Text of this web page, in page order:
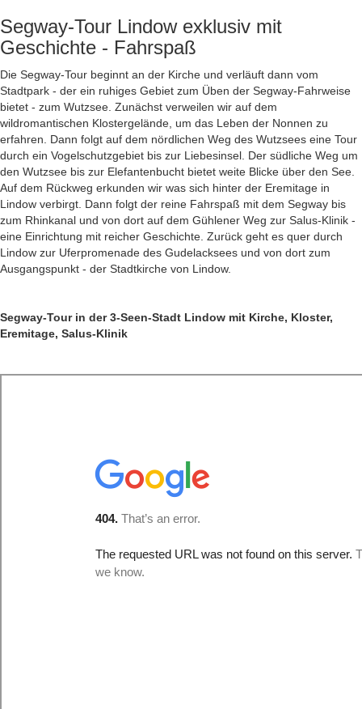
Segway-Tour Lindow exklusiv mit
Geschichte - Fahrspaß
Die Segway-Tour beginnt an der Kirche und verläuft dann vom
Stadtpark - der ein ruhiges Gebiet zum Üben der Segway-Fahrweise
bietet - zum Wutzsee. Zunächst verweilen wir auf dem
wildromantischen Klostergelände, um das Leben der Nonnen zu
erfahren. Dann folgt auf dem nördlichen Weg des Wutzsees eine Tour
durch ein Vogelschutzgebiet bis zur Liebesinsel. Der südliche Weg um
den Wutzsee bis zur Elefantenbucht bietet weite Blicke über den See.
Auf dem Rückweg erkunden wir was sich hinter der Eremitage in
Lindow verbirgt. Dann folgt der reine Fahrspaß mit dem Segway bis
zum Rhinkanal und von dort auf dem Gühlener Weg zur Salus-Klinik -
eine Einrichtung mit reicher Geschichte. Zurück geht es quer durch
Lindow zur Uferpromenade des Gudelacksees und von dort zum
Ausgangspunkt - der Stadtkirche von Lindow.
Segway-Tour in der 3-Seen-Stadt Lindow mit Kirche, Kloster,
Eremitage, Salus-Klinik